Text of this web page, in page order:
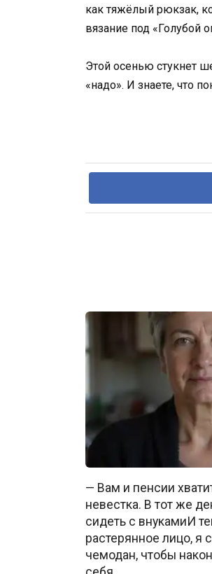
как тяжёлый рюкзак,
вязание под «Голубой
Этой осенью стукнет
«надо». И знаете, что
— Вам и пенсии
невестка. В тот же
сидеть с внукамиИ
растерянное лицо, я
чемодан, чтобы